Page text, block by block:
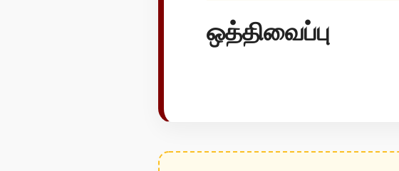
ஒத்திவைப்பு